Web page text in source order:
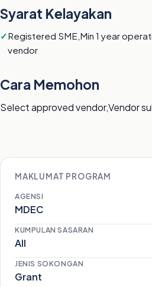
Syarat Kelayakan
Registered SME,Min 1 year
vendor
Cara Memohon
Select approved vendor,Vendor
MAKLUMAT PROGRAM
AGENSI
MDEC
KUMPULAN SASARAN
All
JENIS SOKONGAN
Grant